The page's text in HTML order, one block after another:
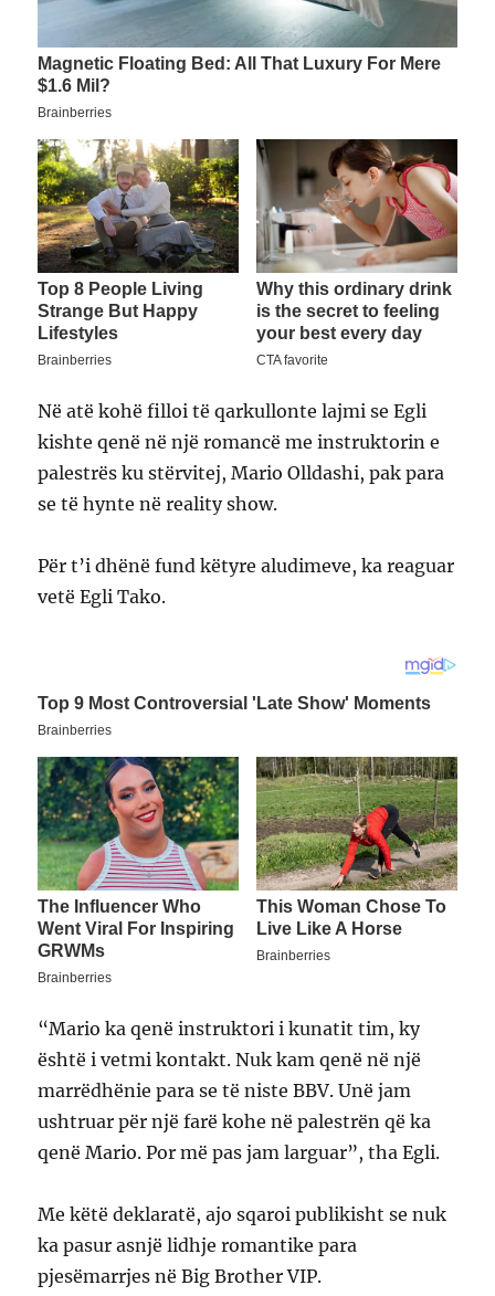
Në atë kohë filloi të qarkullonte lajmi se Egli
kishte qenë në një romancë me instruktorin e
palestrës ku stërvitej, Mario Olldashi, pak para
se të hynte në reality show.
Për t’i dhënë fund këtyre aludimeve, ka reaguar
vetë Egli Tako.
“Mario ka qenë instruktori i kunatit tim, ky
është i vetmi kontakt. Nuk kam qenë në një
marrëdhënie para se të niste BBV. Unë jam
ushtruar për një farë kohe në palestrën që ka
qenë Mario. Por më pas jam larguar”, tha Egli.
Me këtë deklaratë, ajo sqaroi publikisht se nuk
ka pasur asnjë lidhje romantike para
pjesëmarrjes në Big Brother VIP.